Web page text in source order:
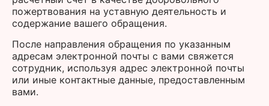
пожертвования на уставную деятельность и
содержание вашего обращения.
После направления обращения по указанным
адресам электронной почты с вами свяжется
сотрудник, используя адрес электронной почты
или иные контактные данные, предоставленным
вами.